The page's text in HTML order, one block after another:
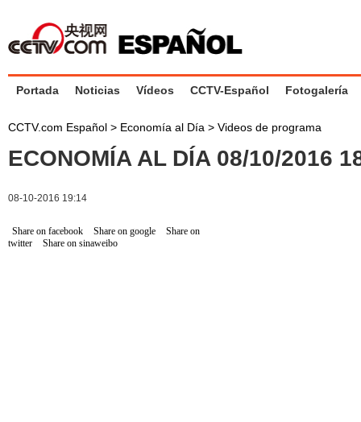
Portada Noticias Vídeos CCTV-Español Fotogalería
CCTV.com Español > Economía al Día > Videos de programa
ECONOMÍA AL DÍA 08/10/2016
08-10-2016 19:14
Share on facebook Share on google
Share on
twitter
Share on sinaweibo